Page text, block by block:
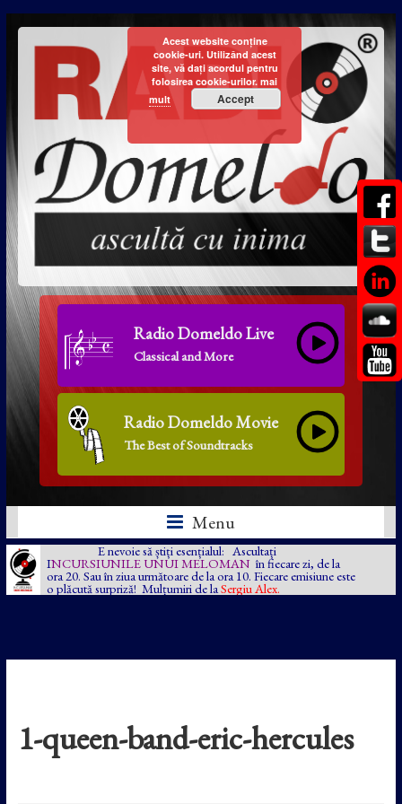
Radio Domeldo Live
Classical and More
Radio Domeldo Movie
The Best of Soundtracks
Menu
E nevoie să știți esențialul: Ascultați
INCURSIUNILE UNUI MELOMAN în fiecare zi, de la
ora 20. Sau în ziua următoare de la ora 10. Fiecare emisiune este
o plăcută surpriză! Mulțumiri de la Sergiu Alex.
1-queen-band-eric-hercules
Acest website conține
cookie-uri. Utilizând acest
site, vă dați acordul pentru
folosirea cookie-urilor. mai
mult
Accept